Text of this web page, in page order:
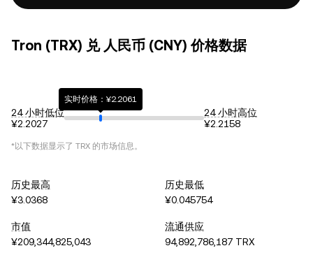
Tron (TRX) 兑 人民币 (CNY) 价格数据
24 小时低位
¥2.2027
实时价格：¥2.2061
24 小时高位
¥2.2158
*以下数据显示了 TRX 的市场信息。
历史最高
¥3.0368
历史最低
¥0.045754
市值
¥209,344,825,043
流通供应
94,892,786,187 TRX